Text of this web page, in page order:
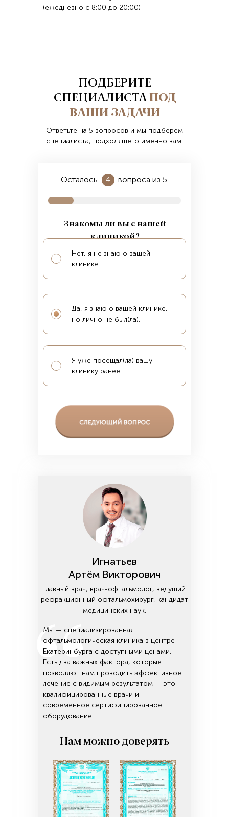
(ежедневно с 8:00 до 20:00)
Знакомы ли вы с нашей
клиникой?
Нет, я не знаю о вашей
клинике.
Да, я знаю о вашей клинике,
но лично не был(ла).
Я уже посещал(ла) вашу
клинику ранее.
Игнатьев
Артём Викторович
Главный врач, врач-офтальмолог, ведущий
рефракционный офтальмохирург, кандидат
медицинских наук.
Мы — специализированная
офтальмологическая клиника в центре
Екатеринбурга с доступными ценами.
Есть два важных фактора, которые
позволяют нам проводить эффективное
лечение с видимым результатом — это
квалифицированные врачи и
современное сертифицированное
оборудование.
Нам можно доверять
Осталось 4 вопроса из 5
ПОДБЕРИТЕ
СПЕЦИАЛИСТА ПОД
ВАШИ ЗАДАЧИ
Ответьте на 5 вопросов и мы подберем
специалиста, подходящего именно вам.